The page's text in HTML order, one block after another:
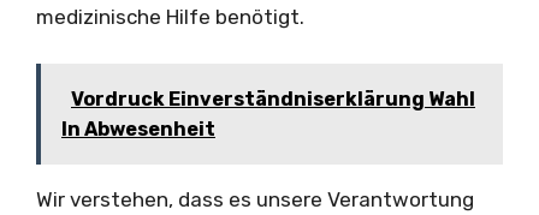
medizinische Hilfe benötigt.
Vordruck Einverständniserklärung Wahl
In Abwesenheit
Wir verstehen, dass es unsere Verantwortung